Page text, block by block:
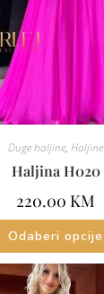
Duge haljine, Haljine
Haljina H020
220.00 KM
Odaberi opcije